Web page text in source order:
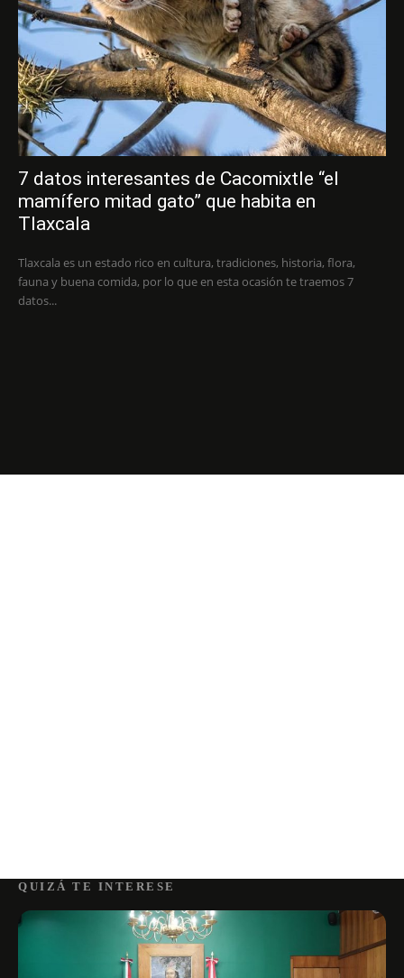
7 datos interesantes de Cacomixtle “el
mamífero mitad gato” que habita en
Tlaxcala
Tlaxcala es un estado rico en cultura, tradiciones, historia, flora,
fauna y buena comida, por lo que en esta ocasión te traemos 7
datos...
QUIZÁ TE INTERESE